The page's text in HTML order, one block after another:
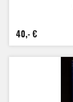
40,- €